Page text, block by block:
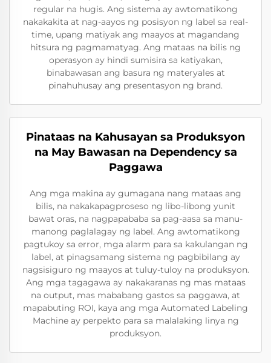
regular na hugis. Ang sistema ay awtomatikong
nakakakita at nag-aayos ng posisyon ng label sa real-
time, upang matiyak ang maayos at magandang
hitsura ng pagmamatyag. Ang mataas na bilis ng
operasyon ay hindi sumisira sa katiyakan,
binabawasan ang basura ng materyales at
pinahuhusay ang presentasyon ng brand.
Pinataas na Kahusayan sa Produksyon
na May Bawasan na Dependency sa
Paggawa
Ang mga makina ay gumagana nang mataas ang
bilis, na nakakapagproseso ng libo-libong yunit
bawat oras, na nagpapababa sa pag-aasa sa manu-
manong paglalagay ng label. Ang awtomatikong
pagtukoy sa error, mga alarm para sa kakulangan ng
label, at pinagsamang sistema ng pagbibilang ay
nagsisiguro ng maayos at tuluy-tuloy na produksyon.
Ang mga tagagawa ay nakakaranas ng mas mataas
na output, mas mababang gastos sa paggawa, at
mapabuting ROI, kaya ang mga Automated Labeling
Machine ay perpekto para sa malalaking linya ng
produksyon.